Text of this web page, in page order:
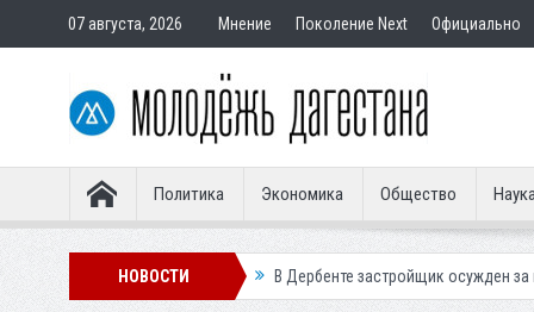
07 августа, 2026 Мнение Поколение Next Официально
Политика Экономика Общество
НОВОСТИВ Дербенте застройщик осужден за продажу